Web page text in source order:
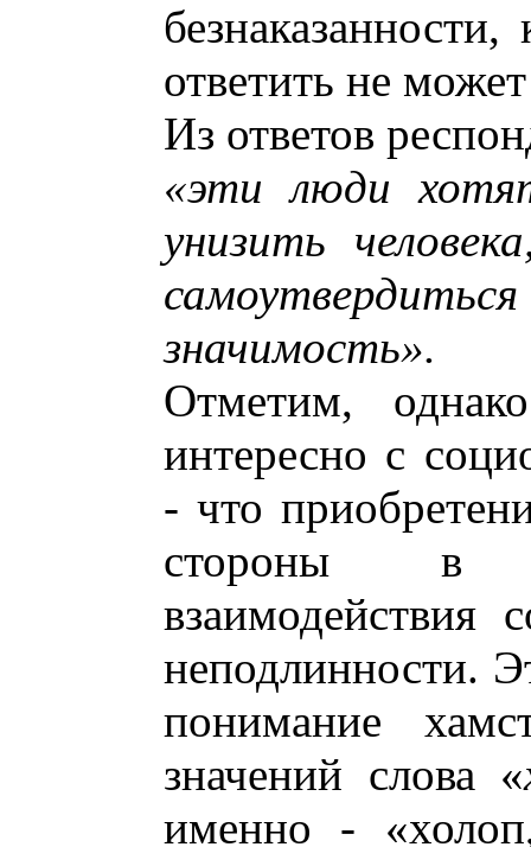
ответить не
Из ответов
«эти люди
унизить
значимость».
Отметим,
интересно с
- что
стороны в
взаимодействия
неподлинности.
понимание
значений слова «
именно -